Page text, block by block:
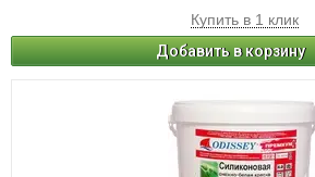
Купить в 1 клик
Добавить в корзину